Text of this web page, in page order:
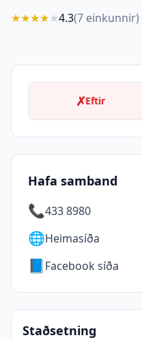
★★★★★4.3(7 einkunnir)
✗Eftir
Hafa samband
📞433 8980
🌐Heimasíða
📘Facebook síða
Staðsetning